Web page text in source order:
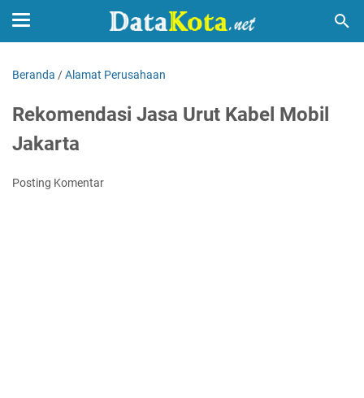
Beranda /Alamat Perusahaan
Rekomendasi Jasa Urut Kabel Mobil
Jakarta
Posting Komentar